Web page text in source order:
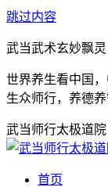
跳过内容
武当武术玄妙飘
世界养生看中国
生众师行，养德养
武当师行太极道院
首页